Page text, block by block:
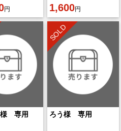
円 1,600円
専用
SOLD
ろう様 専用